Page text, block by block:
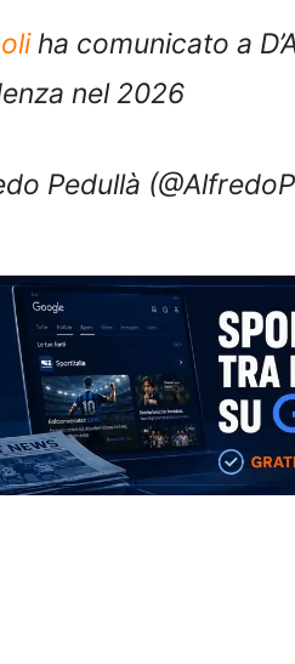
ha comunicato a
nel 2026
Pedullà